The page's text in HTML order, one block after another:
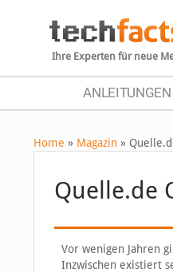
Ihre Experten für neue
ANLEITUNGEN
Home » Magazin »
Quelle.de
Vor wenigen Jahren
Inzwischen existiert